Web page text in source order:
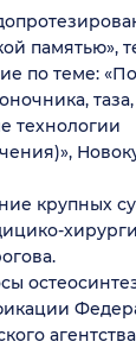
памятью»,
по теме:
таза,
технологии
крупных